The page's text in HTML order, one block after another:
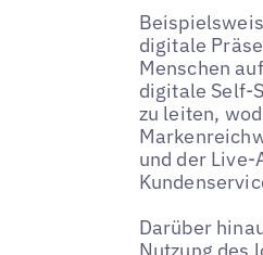
digitale
Menschen
digitale Self-
zu leiten,
und der Live-
Darüber